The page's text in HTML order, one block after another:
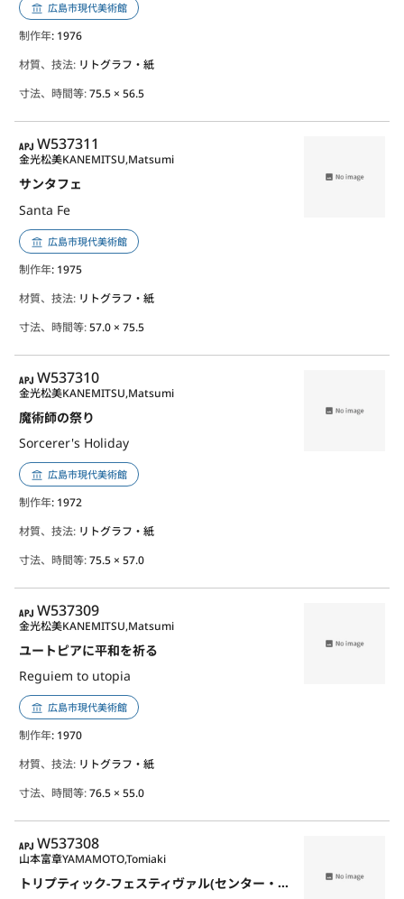
広島市現代美術館
制作年: 1976
材質、技法: リトグラフ・紙
寸法、時間等:75.5 × 56.5
APJ
W537311
サンタフェ
Santa Fe
金光松美KANEMITSU,Matsumi
広島市現代美術館
制作年: 1975
材質、技法: リトグラフ・紙
寸法、時間等:57.0 × 75.5
APJ
W537310
魔術師の祭り
Sorcerer's Holiday
金光松美KANEMITSU,Matsumi
広島市現代美術館
制作年: 1972
材質、技法: リトグラフ・紙
寸法、時間等:75.5 × 57.0
APJ
W537309
ユートピアに平和を祈る
Reguiem to utopia
金光松美KANEMITSU,Matsumi
広島市現代美術館
制作年: 1970
材質、技法: リトグラフ・紙
寸法、時間等:76.5 × 55.0
APJ
W537308
トリプティック-フェスティヴァル(センター・ピース)
山本富章YAMAMOTO,Tomiaki